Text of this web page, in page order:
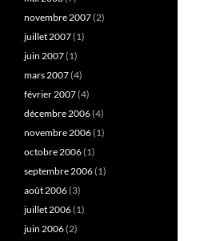
novembre 2007(2)
juillet 2007(1)
juin 2007(1)
mars 2007(4)
février 2007(4)
décembre 2006(4)
novembre 2006(1)
octobre 2006(1)
septembre 2006(1)
août 2006(3)
juillet 2006(1)
juin 2006(2)